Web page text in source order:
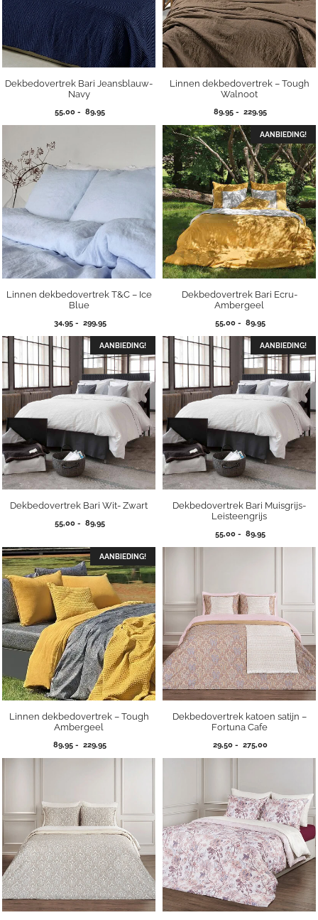
Dekbedovertrek Bari Jeansblauw-
Navy
55,00 - 89,95Prijsklasse:
Linnen dekbedovertrek – Tough
Walnoot
89,95 - 229,95Prijsklasse:
tot
229,95
Linnen dekbedovertrek T&C – Ice
Blue
34,95 - 299,95Prijsklasse:
tot
299,95
AANBIEDING!
Dekbedovertrek Bari Ecru-
Ambergeel
55,00 - 89,95Prijsklasse:
tot
89,95
AANBIEDING!
Dekbedovertrek Bari Wit- Zwart
55,00 - 89,95Prijsklasse:
tot
89,95
AANBIEDING!
Dekbedovertrek Bari Muisgrijs-
Leisteengrijs
55,00 - 89,95Prijsklasse:
AANBIEDING!
Linnen dekbedovertrek – Tough
Ambergeel
89,95 - 229,95Prijsklasse:
Dekbedovertrek katoen satijn –
Fortuna Cafe
29,50 - 275,00Prijsklasse: